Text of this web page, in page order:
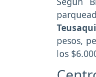
pesos,
los